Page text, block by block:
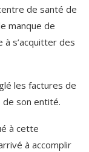
de santé de
manque de
s’acquitter des
les factures de
son entité.
à cette
à accomplir